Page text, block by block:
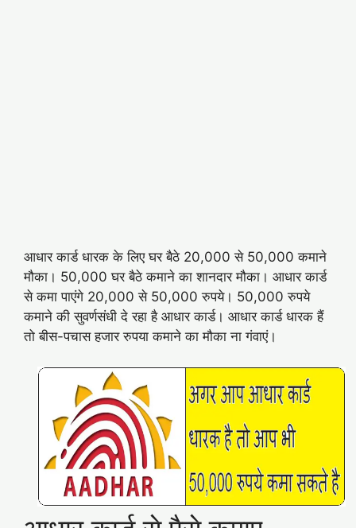
आधार कार्ड धारक के लिए घर बैठे 20,000 से 50,000 कमाने
मौका। 50,000 घर बैठे कमाने का शानदार मौका। आधार कार्ड
से कमा पाएंगे 20,000 से 50,000 रुपये। 50,000 रुपये
कमाने की सुवर्णसंधी दे रहा है आधार कार्ड। आधार कार्ड धारक हैं
तो बीस-पचास हजार रुपया कमाने का मौका ना गंवाएं।